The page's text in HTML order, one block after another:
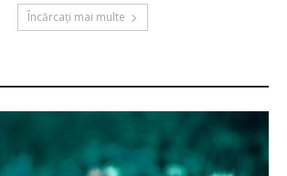
Încărcați mai multe